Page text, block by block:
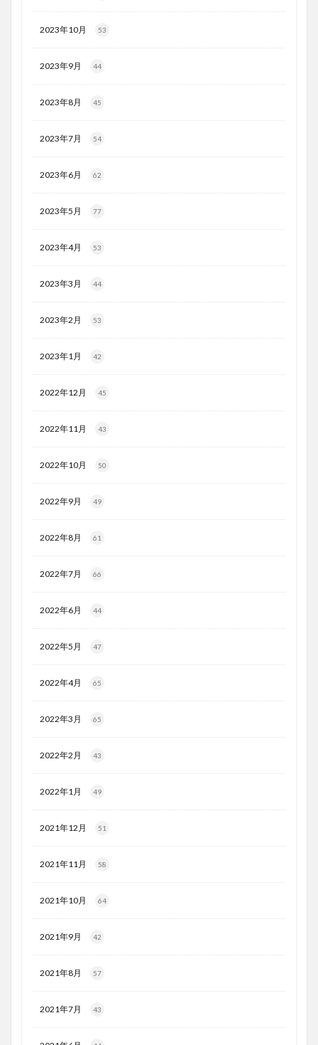
2023年10月 53
2023年9月 44
2023年8月 45
2023年7月 54
2023年6月 62
2023年5月 77
2023年4月 53
2023年3月 44
2023年2月 53
2023年1月 42
2022年12月 45
2022年11月 43
2022年10月 50
2022年9月 49
2022年8月 61
2022年7月 66
2022年6月 44
2022年5月 47
2022年4月 65
2022年3月 65
2022年2月 43
2022年1月 49
2021年12月 51
2021年11月 58
2021年10月 64
2021年9月 42
2021年8月 57
2021年7月 43